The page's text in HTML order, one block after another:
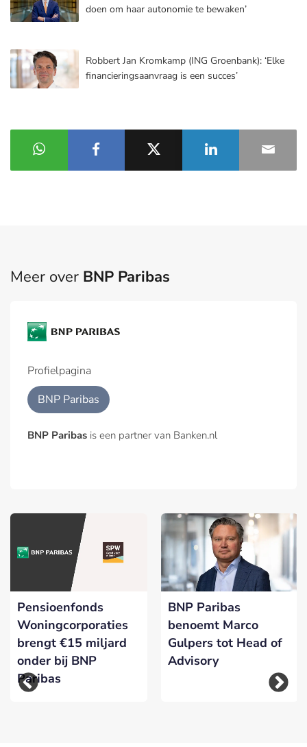
doen om haar autonomie te bewaken’
Robbert Jan Kromkamp (ING Groenbank): ‘Elke
financieringsaanvraag is een succes’
Meer over BNP Paribas
Profielpagina
BNP Paribas
BNP Paribas is een partner van Banken.nl
Pensioenfonds
Woningcorporaties
brengt €15 miljard
onder bij BNP
Paribas
BNP Paribas
benoemt Marco
Gulpers tot Head of
Advisory